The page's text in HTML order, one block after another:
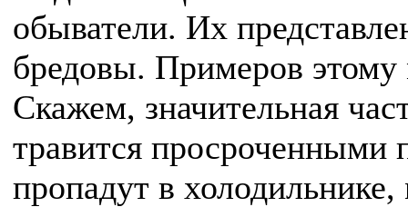
обыватели. Их
бредовы. Примеров
Скажем, значительная
травится просроченными
пропадут в